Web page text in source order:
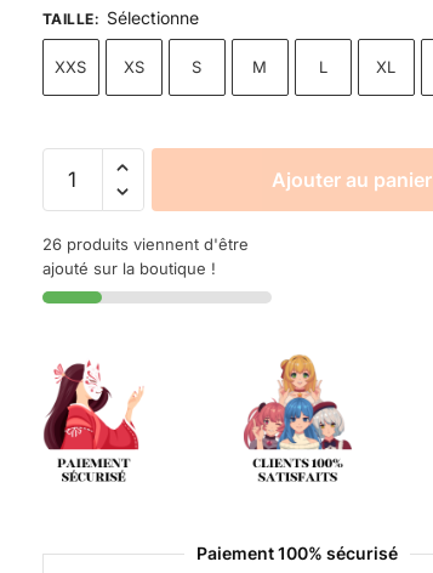
TAILLE: Sélectionne
XXS XS S M L XL
Ajouter au panier
26 produits viennent d'être
ajouté sur la boutique !
Paiement 100% sécurisé